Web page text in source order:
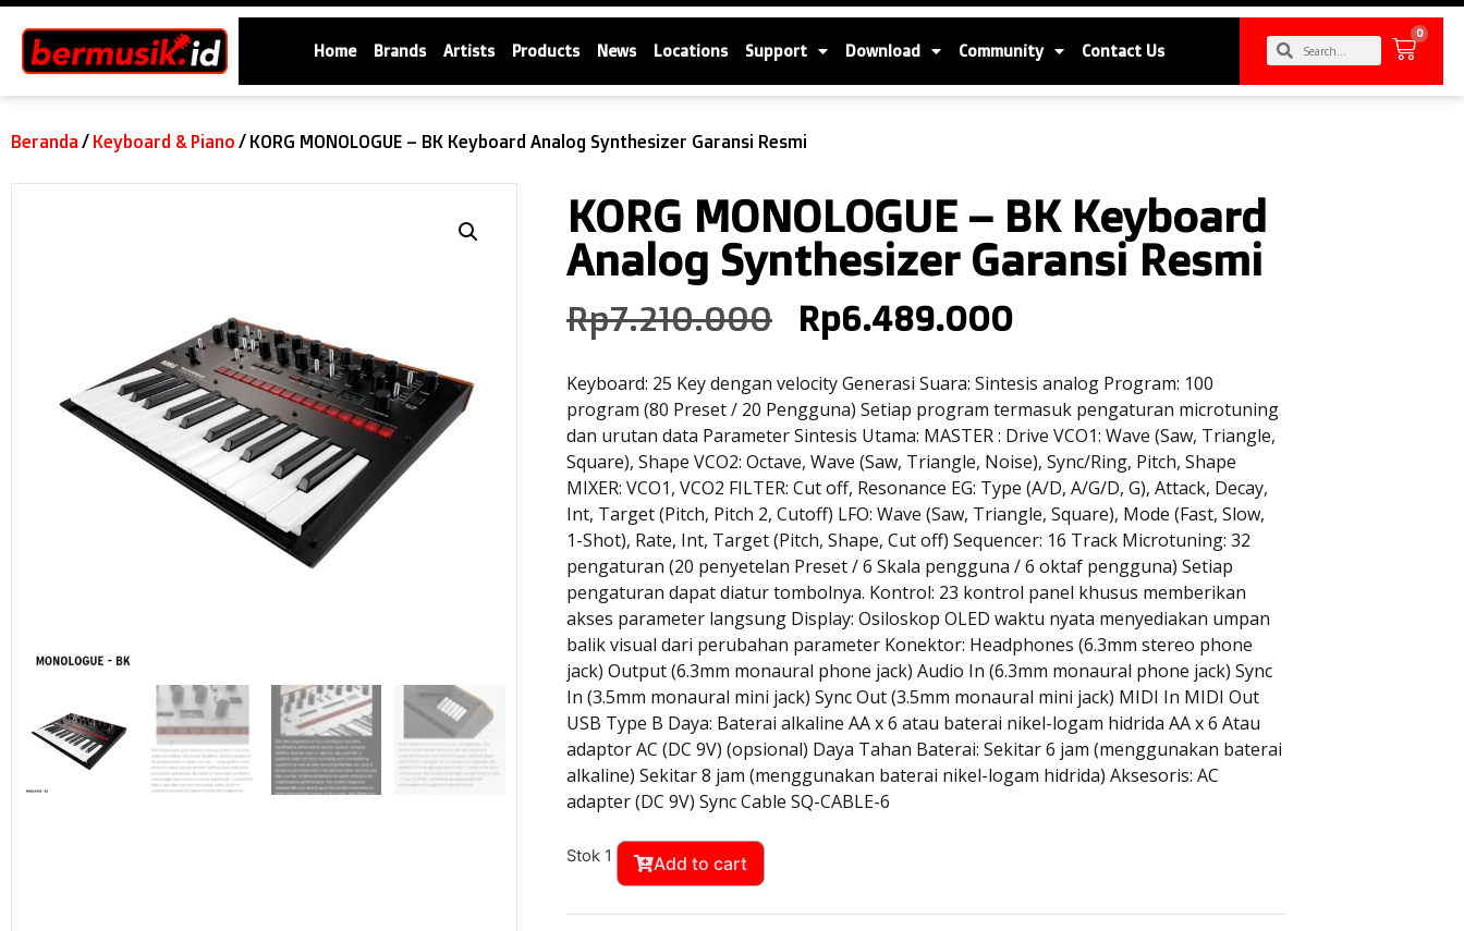
Home Brands Artists Products News Locations Support Download Community Contact Us
0
Beranda / Keyboard & Piano / KORG MONOLOGUE – BK Keyboard Analog Synthesizer Garansi Resmi
KORG MONOLOGUE – BK Keyboard
Analog Synthesizer Garansi Resmi
Rp7.210.000 Rp6.489.000
Keyboard: 25 Key dengan velocity Generasi Suara: Sintesis analog Program: 100
program (80 Preset / 20 Pengguna) Setiap program termasuk pengaturan microtuning
dan urutan data Parameter Sintesis Utama: MASTER : Drive VCO1: Wave (Saw, Triangle,
Square), Shape VCO2: Octave, Wave (Saw, Triangle, Noise), Sync/Ring, Pitch, Shape
MIXER: VCO1, VCO2 FILTER: Cut off, Resonance EG: Type (A/D, A/G/D, G), Attack, Decay,
Int, Target (Pitch, Pitch 2, Cutoff) LFO: Wave (Saw, Triangle, Square), Mode (Fast, Slow,
1-Shot), Rate, Int, Target (Pitch, Shape, Cut off) Sequencer: 16 Track Microtuning: 32
pengaturan (20 penyetelan Preset / 6 Skala pengguna / 6 oktaf pengguna) Setiap
pengaturan dapat diatur tombolnya. Kontrol: 23 kontrol panel khusus memberikan
akses parameter langsung Display: Osiloskop OLED waktu nyata menyediakan umpan
balik visual dari perubahan parameter Konektor: Headphones (6.3mm stereo phone
jack) Output (6.3mm monaural phone jack) Audio In (6.3mm monaural phone jack) Sync
In (3.5mm monaural mini jack) Sync Out (3.5mm monaural mini jack) MIDI In MIDI Out
USB Type B Daya: Baterai alkaline AA x 6 atau baterai nikel-logam hidrida AA x 6 Atau
adaptor AC (DC 9V) (opsional) Daya Tahan Baterai: Sekitar 6 jam (menggunakan baterai
alkaline) Sekitar 8 jam (menggunakan baterai nikel-logam hidrida) Aksesoris: AC
adapter (DC 9V) Sync Cable SQ-CABLE-6
Stok 1 Add to cart